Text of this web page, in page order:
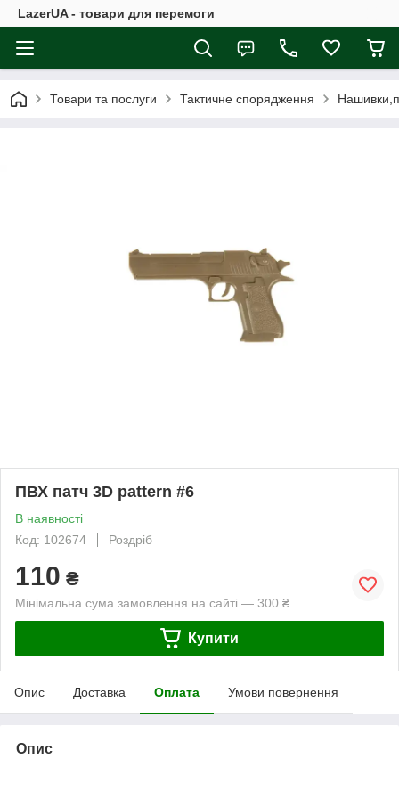
LazerUA - товари для перемоги
Товари та послуги Тактичне спорядження
ПВХ патч 3D pattern #6
В наявності
Код: 102674
Роздріб
110 ₴
Мінімальна сума замовлення на сайті — 300 ₴
Купити
Опис Доставка Оплата Умови повернення
Опис